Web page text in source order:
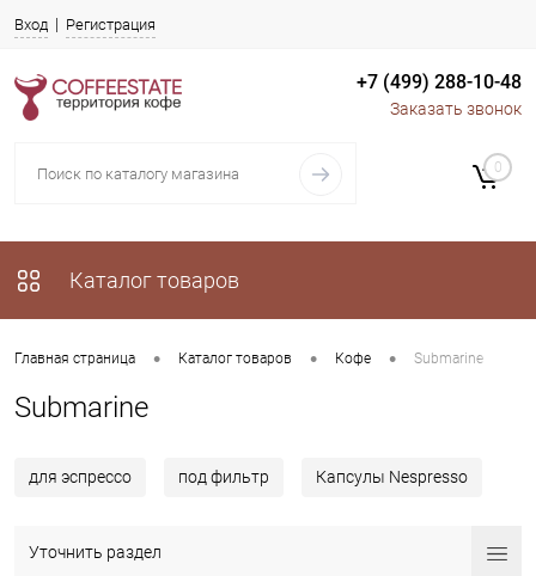
Вход Регистрация
+7 (499) 288-10-48
Заказать звонок
Каталог товаров
0
Главная страница • Каталог товаров • Кофе • Submarine
Submarine
для эспрессо под фильтр Капсулы Nespresso
Уточнить раздел